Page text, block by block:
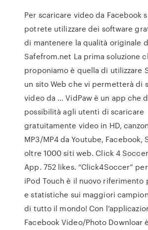
Per scaricare video da Facebook
potrete utilizzare dei software
di mantenere la qualità originale
Safefrom.net La prima soluzione
proponiamo è quella di utilizzare
un sito Web che vi permetterà di
video da … VidPaw è un app che
possibilità agli utenti di scaricare
gratuitamente video in HD,
MP3/MP4 da Youtube, Facebook,
oltre 1000 siti web. Click 4
App. 752 likes. “Click4Soccer”
iPod Touch è il nuovo riferimento
e statistiche sui maggiori
di tutto il mondo! Con
Facebook Video/Photo Downloar